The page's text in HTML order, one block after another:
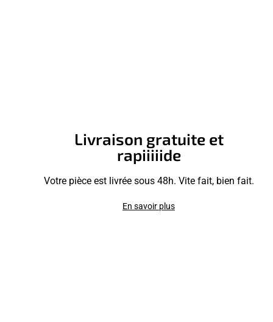
Livraison gratuite et
rapiiiiide
Votre pièce est livrée sous 48h. Vite fait, bien fait.
En savoir plus